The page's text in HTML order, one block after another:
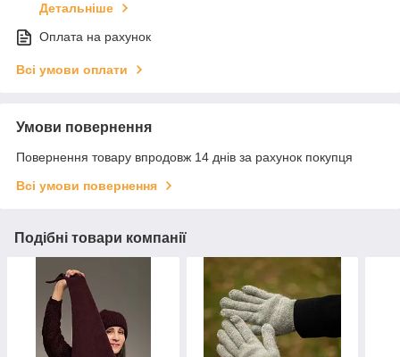
Детальніше
Оплата на рахунок
Всі умови оплати
Умови повернення
Повернення товару впродовж 14 днів за рахунок покупця
Всі умови повернення
Подібні товари компанії